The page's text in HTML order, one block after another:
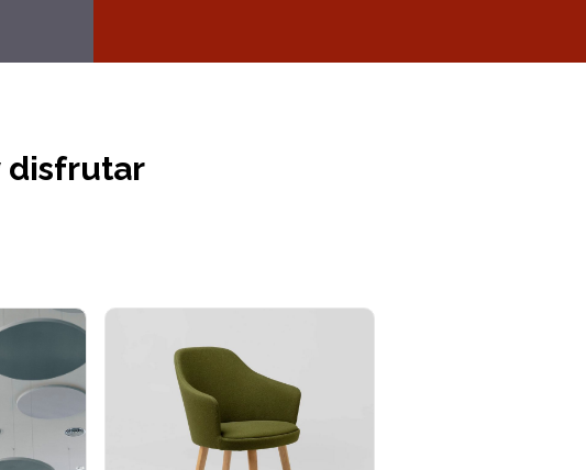
disfrutar